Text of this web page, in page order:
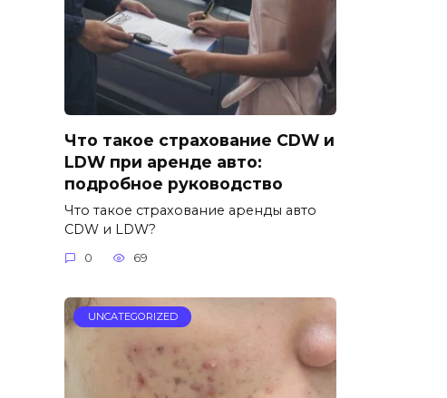
Что такое страхование CDW и
LDW при аренде авто:
подробное руководство
Что такое страхование аренды авто
CDW и LDW?
0 69
UNCATEGORIZED